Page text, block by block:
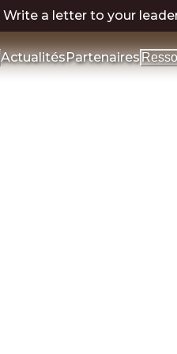
Write a letter to your
ActualitésPartenaires